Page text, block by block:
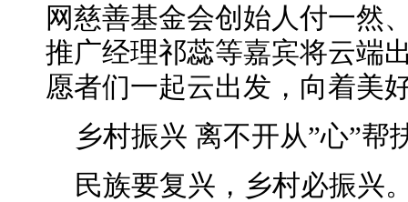
网慈善基金会创始人付一然
推广经理祁蕊等嘉宾将云端
愿者们一起云出发，向着美
乡村振兴 离不开从”心”帮
民族要复兴，乡村必振兴